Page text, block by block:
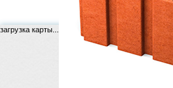
загрузка карты...